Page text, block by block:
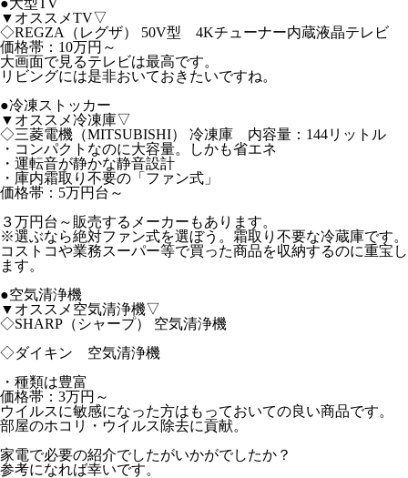
●大型TV
▼オススメTV▽
◇REGZA（レグザ） 50V型 4Kチューナー内蔵液晶テレビ
価格帯：10万円～
大画面で見るテレビは最高です。
リビングには是非おいておきたいですね。
●冷凍ストッカー
▼オススメ冷凍庫▽
◇三菱電機（MITSUBISHI） 冷凍庫 内容量：144リットル
・コンパクトなのに大容量。しかも省エネ
・運転音が静かな静音設計
・庫内霜取り不要の「ファン式」
価格帯：5万円台～
３万円台～販売するメーカーもあります。
※選ぶなら絶対ファン式を選ぼう。霜取り不要な冷蔵庫です。
コストコや業務スーパー等で買った商品を収納するのに重宝し
ます。
●空気清浄機
▼オススメ空気清浄機▽
◇SHARP（シャープ） 空気清浄機
◇ダイキン 空気清浄機
・種類は豊富
価格帯：3万円～
ウイルスに敏感になった方はもっておいての良い商品です。
部屋のホコリ・ウイルス除去に貢献。
家電で必要の紹介でしたがいかがでしたか？
参考になれば幸いです。